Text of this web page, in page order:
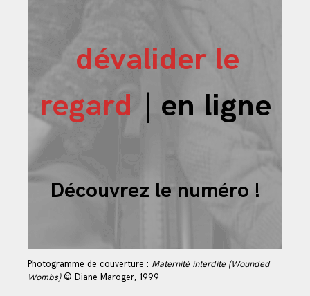
dévalider le
regard | en ligne
Découvrez le numéro !
Photogramme de couverture : Maternité interdite (Wounded
Wombs)© Diane Maroger, 1999